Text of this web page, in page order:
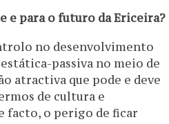
e para o futuro da Ericeira?
no desenvolvimento
passiva no meio de
atractiva que pode e deve
de cultura e
facto, o perigo de ficar